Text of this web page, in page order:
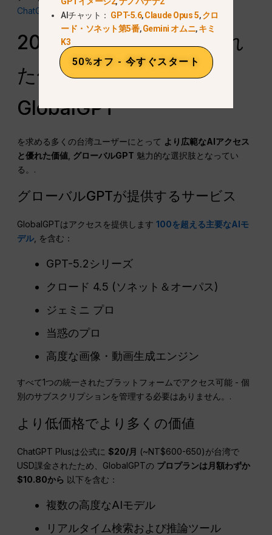
ChatGPT Plus 解約ガイド. 公式のru NT$の仕様。.
2026年におけるより優れ
た価値の選択肢：
GlobalGPT
を求める多くの台湾ユーザーにとって より広範なAIアクセス
と優れた価値 グローバルGPT 魅力的な選択肢となってい
る。.
グローバルGPTが提供するサービス
GlobalGPTはアクセスを提供します100を超える主要なAIモ
デル, を含む：
GPT-5.2シリーズ
クロード 4.5 (ソネット＆オーパス)
ジェミニ プロ
当惑のプロ
高度な画像・動画生成エンジン
すべて1つの統一されたプラットフォームでアクセス可能 - 個
別のサブスクリプションを管理する必要はありません。.
より低価格でより多くの価値
ChatGPT Plusは公式に$20/月 (~NT$600-650)が台湾で
USD課金されたため、GlobalGPTの プロプランは月額わずか
$10.80から 以下を含む：
複数の高度なAIモデル
リアルタイム検索および推論ツール
AIチャット： GPT-5.6,Claude Opus 5,クロ
ード・ソネット第5番,Gemini オムニ,キミ
K3
50%オフ - 今すぐスタート